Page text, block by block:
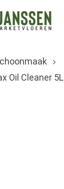
Oil Cleaner 5L